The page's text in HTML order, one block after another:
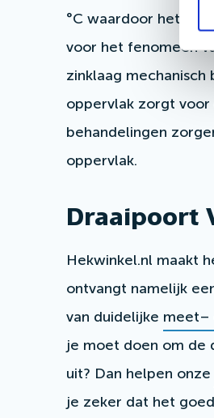
°C waardoor het
voor het fenomeen
zinklaag
oppervlak zorgt
behandelingen
oppervlak.
Draaipoort
Hekwinkel.nl maakt
ontvangt namelijk
van duidelijke meet–
je moet doen om de
uit? Dan helpen onze
je zeker dat het